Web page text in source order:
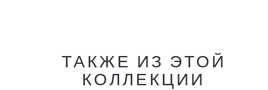
ТАКЖЕ ИЗ ЭТОЙ
КОЛЛЕКЦИИ